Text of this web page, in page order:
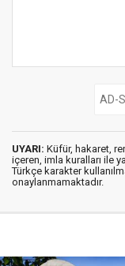
UYARI: Küfür, hakaret,
içeren, imla kuralları ile
Türkçe karakter
onaylanmamaktadır.